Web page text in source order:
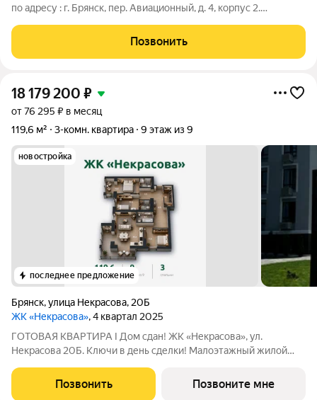
по адресу : г. Брянск, пер. Авиационный, д. 4, корпус 2.
изолированные комнаты 16 кв.м., 9 кв.м., 8 кв.м О
квартире:Квартира с современным
Позвонить
18 179 200 ₽
от 76 295 ₽ в месяц
119,6 м²
3-комн. квартира 9 этаж из 9
новостройка
последнее предложение
Брянск,улица Некрасова, 20Б
ЖК «Некрасова», 4 квартал 2025
ГОТОВАЯ КВАРТИРА I Дом сдан! ЖК «Некрасова», ул.
Некрасова 20Б. Ключи в день сделки! Малоэтажный жилой
Брянска для уютной семейной жизни: развитая
инфраструктура позволяет экономить время для самых
Позвонить Позвоните мне